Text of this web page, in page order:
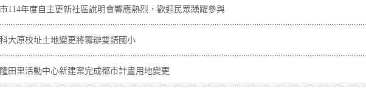
114年度自主更新社區說明會響應熱烈，歡迎民眾踴躍參與
大原校址土地變更將籌辦雙語國小
田里活動中心新建案完成都市計畫用地變更